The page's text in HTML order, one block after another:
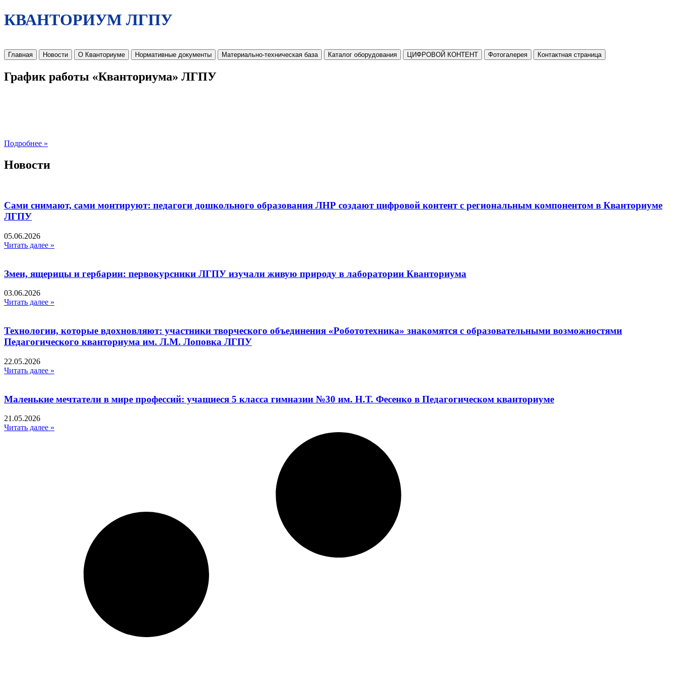
КВАНТОРИУМ ЛГПУ
Главная Новости О Кванториуме Нормативные документы Материально-техническая база Каталог оборудования ЦИФРОВОЙ КОНТЕНТ Фотогалерея Контактная страница
График работы «Кванториума» ЛГПУ
Подробнее »
Новости
Сами снимают, сами монтируют: педагоги дошкольного образования ЛНР создают цифровой контент с региональным компонентом в Кванториуме
ЛГПУ​
05.06.2026
Читать далее »
Змеи, ящерицы и гербарии: первокурсники ЛГПУ изучали живую природу в лаборатории Кванториума
03.06.2026
Читать далее »
Технологии, которые вдохновляют: участники творческого объединения «Робототехника» знакомятся с образовательными возможностями
Педагогического кванториума им. Л.М. Лоповка ЛГПУ
22.05.2026
Читать далее »
Маленькие мечтатели в мире профессий: учащиеся 5 класса гимназии №30 им. Н.Т. Фесенко в Педагогическом кванториуме
21.05.2026
Читать далее »